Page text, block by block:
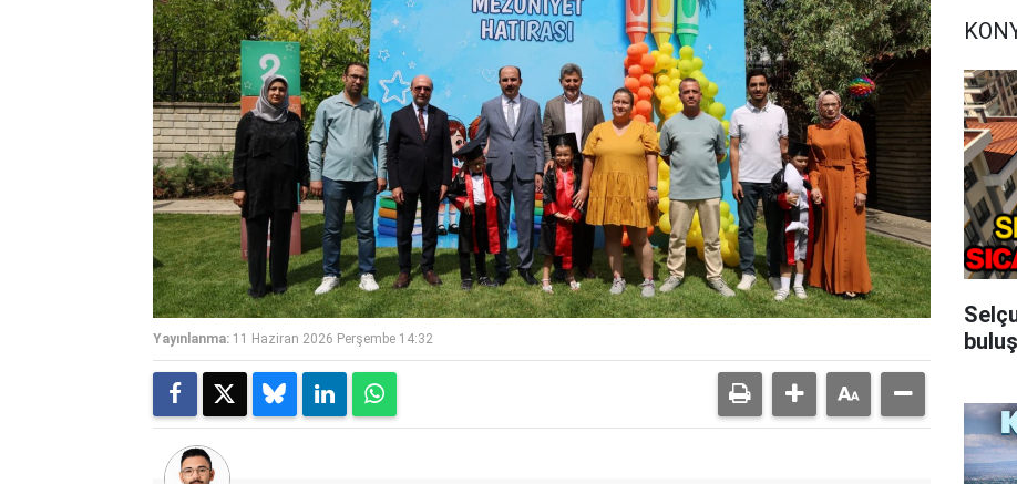
Yayınlanma: 11 Haziran 2026 Perşembe 14:32